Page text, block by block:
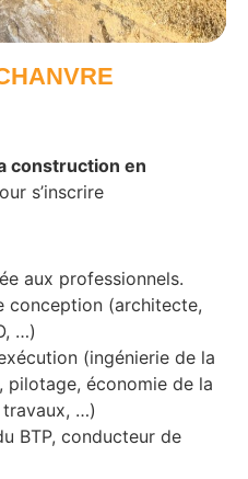
construction en
s’inscrire
aux professionnels.
conception (architecte,
…)
(ingénierie de la
économie de la
…)
BTP, conducteur de